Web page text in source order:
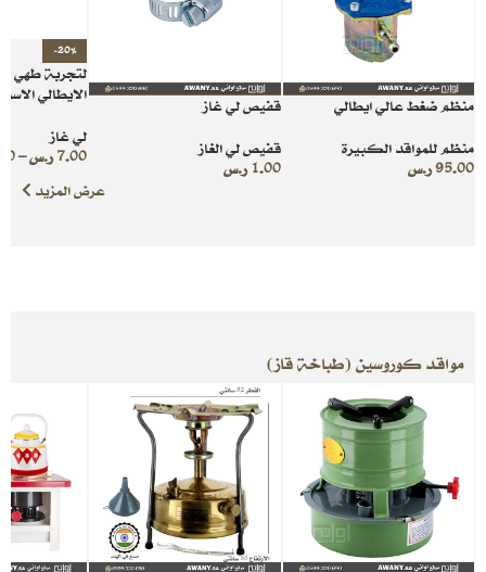
منظم ضغط عالي ايطالي
منظم للمواقد الكبيرة
95.00ر.س
قفيص لي غاز
قفيص لي الغاز
1.00 ر.س
-20%
لتجربة طهي
الايطالي الاسود
لي غاز
7.00ر.س–
عرض المزيد
مواقد كوروسين (طباخة قاز)